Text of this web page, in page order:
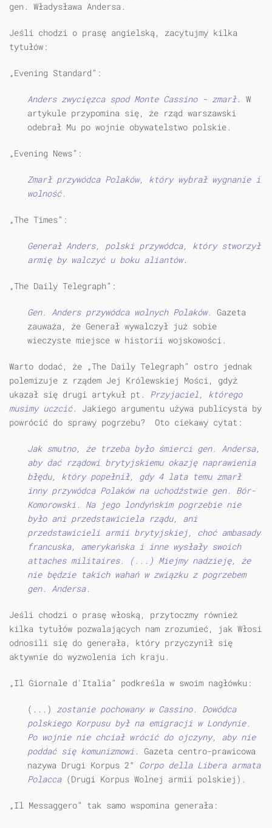
gen. Władysława Andersa.
Jeśli chodzi o prasę angielską, zacytujmy kilka
tytułów:
„Evening Standard”:
Anders zwycięzca spod Monte Cassino - zmarł. W
artykule przypomina się, że rząd warszawski
odebrał Mu po wojnie obywatelstwo polskie.
„Evening News”:
Zmarł przywódca Polaków, który wybrał wygnanie i
wolność.
„The Times”:
Generał Anders, polski przywódca, który stworzył
armię by walczyć u boku aliantów.
„The Daily Telegraph”:
Gen. Anders przywódca wolnych Polaków. Gazeta
zauważa, że Generał wywalczył już sobie
wieczyste miejsce w historii wojskowości.
Warto dodać, że „The Daily Telegraph” ostro jednak
polemizuje z rządem Jej Królewskiej Mości, gdyż
ukazał się drugi artykuł pt. Przyjaciel, którego
musimy uczcić. Jakiego argumentu używa publicysta by
powrócić do sprawy pogrzebu? Oto ciekawy cytat:
Jak smutno, że trzeba było śmierci gen. Andersa,
aby dać rządowi brytyjskiemu okazję naprawienia
błędu, który popełnił, gdy 4 lata temu zmarł
inny przywódca Polaków na uchodźstwie gen. Bór-
Komorowski. Na jego londyńskim pogrzebie nie
było ani przedstawiciela rządu, ani
przedstawicieli armii brytyjskiej, choć ambasady
francuska, amerykańska i inne wysłały swoich
attaches militaires. (...) Miejmy nadzieję, że
nie będzie takich wahań w związku z pogrzebem
gen. Andersa.
Jeśli chodzi o prasę włoską, przytoczmy również
kilka tytułów pozwalających nam zrozumieć, jak Włosi
odnosili się do generała, który przyczynił się
aktywnie do wyzwolenia ich kraju.
„Il Giornale d'Italia” podkreśla w swoim nagłówku:
(...) zostanie pochowany w Cassino. Dowódca
polskiego Korpusu był na emigracji w Londynie.
Po wojnie nie chciał wrócić do ojczyny, aby nie
poddać się komunizmowi. Gazeta centro-prawicowa
nazywa Drugi Korpus 2° Corpo della Libera armata
Polacca(Drugi Korpus Wolnej armii polskiej).
„Il Messaggero” tak samo wspomina generała: